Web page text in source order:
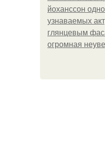
йоханссон
узнаваемых
глянцевым
огромная